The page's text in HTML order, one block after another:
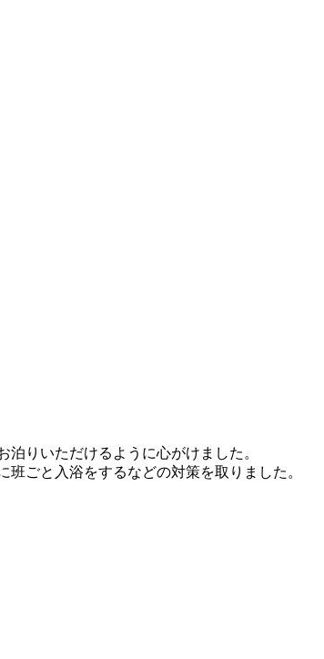
泊りいただけるように心がけました。
班ごと入浴をするなどの対策を取りました。